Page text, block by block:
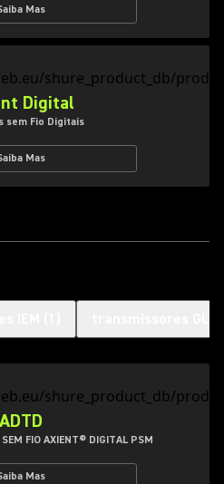
Mas
Digital
sem Fio Digitais
Mas
ADTD
FIO AXIENT® DIGITAL PSM
Mas